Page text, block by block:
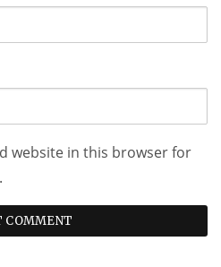
website in this browser for